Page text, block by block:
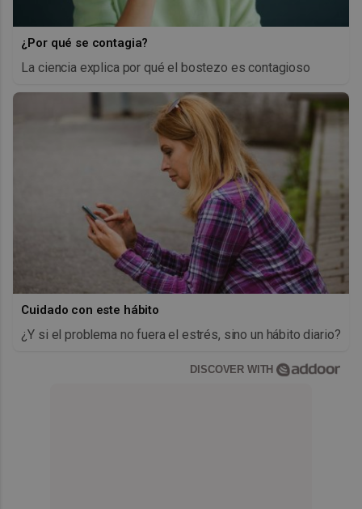
¿Por qué se contagia?
La ciencia explica por qué el bostezo es contagioso
Cuidado con este hábito
¿Y si el problema no fuera el estrés, sino un hábito diario?
DISCOVER WITH